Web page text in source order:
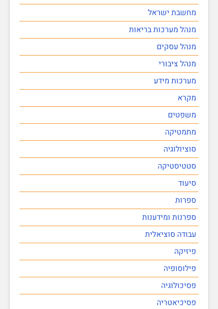
מחשבת ישראל
מנהל מערכות בריאות
מנהל עסקים
מנהל ציבורי
מערכות מידע
מקרא
משפטים
מתמטיקה
סוציולוגיה
סטטיסטיקה
סיעוד
ספרות
ספרנות ומידענות
עבודה סוציאלית
פיזיקה
פילוסופיה
פסיכולוגיה
פסיכיאטריה